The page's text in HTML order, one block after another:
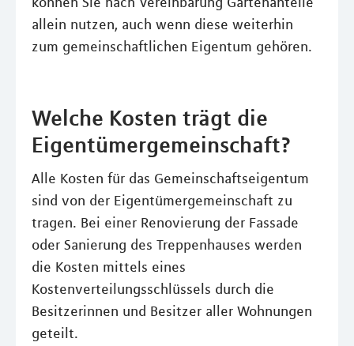
allein nutzen, auch wenn diese weiterhin
zum gemeinschaftlichen Eigentum gehören.
Welche Kosten trägt die
Eigentümergemeinschaft?
Alle Kosten für das Gemeinschaftseigentum
sind von der Eigentümergemeinschaft zu
tragen. Bei einer Renovierung der Fassade
oder Sanierung des Treppenhauses werden
die Kosten mittels eines
Kostenverteilungsschlüssels durch die
Besitzerinnen und Besitzer aller Wohnungen
geteilt.